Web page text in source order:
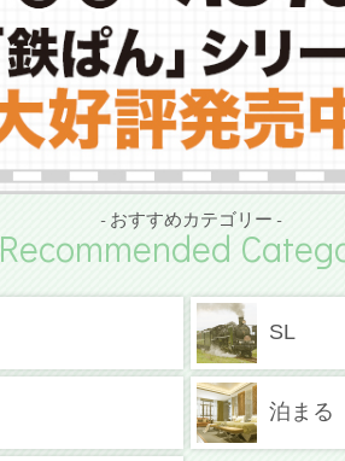
- おすすめカテゴリー -
Recommended
SL
泊まる